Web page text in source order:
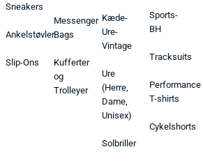
Sneakers
Ankelstøvler
Slip-Ons
Messenger
Bags
Kufferter
og
Trolleyer
Kæde-
Ure-
Vintage
Ure
(Herre,
Dame,
Unisex)
Solbriller
Sports-
BH
Tracksuits
Performance
T-shirts
Cykelshorts